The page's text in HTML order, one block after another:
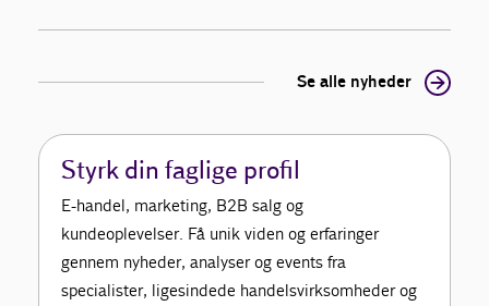
Se alle nyheder
Styrk din faglige profil
E-handel, marketing, B2B salg og
kundeoplevelser. Få unik viden og erfaringer
gennem nyheder, analyser og events fra
specialister, ligesindede handelsvirksomheder og